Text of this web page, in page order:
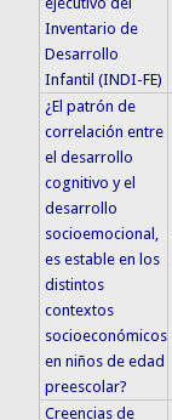
Inventario de
Desarrollo
Infantil (INDI-FE)
¿El patrón de
correlación entre
el desarrollo
cognitivo y el
desarrollo
socioemocional,
es estable en los
distintos
contextos
socioeconómicos
en niños de edad
preescolar?
Creencias de